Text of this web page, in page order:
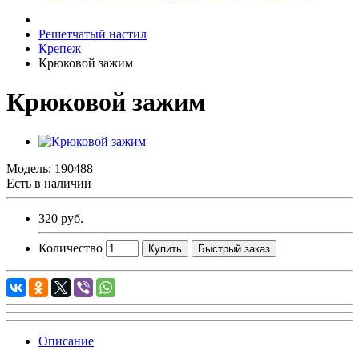
Решетчатый настил
Крепеж
Крюковой зажим
Крюковой зажим
Модель: 190488
Есть в наличии
320 руб.
Количество Купить Быстрый заказ
Описание